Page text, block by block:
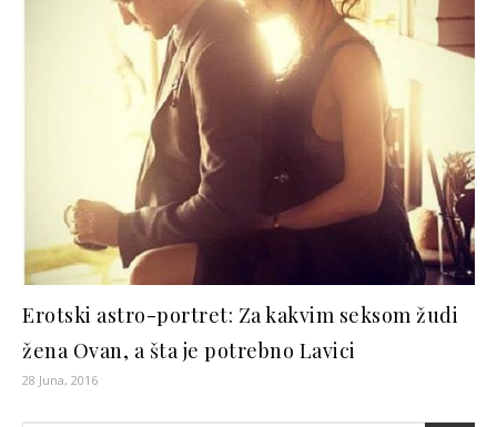
Erotski astro-portret: Za kakvim seksom žudi
žena Ovan, a šta je potrebno Lavici
28 Juna, 2016